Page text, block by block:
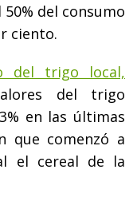
del consumo
ciento.
del trigo local,
del trigo
en las últimas
que comenzó a
el cereal de la